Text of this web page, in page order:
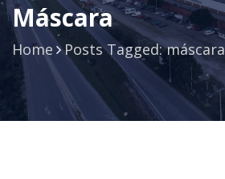
Máscara
Home Posts Tagged: máscara